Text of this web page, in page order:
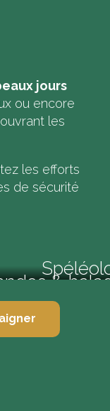
jours
ou encore
les
les efforts
de sécurité
&
Vallée de la